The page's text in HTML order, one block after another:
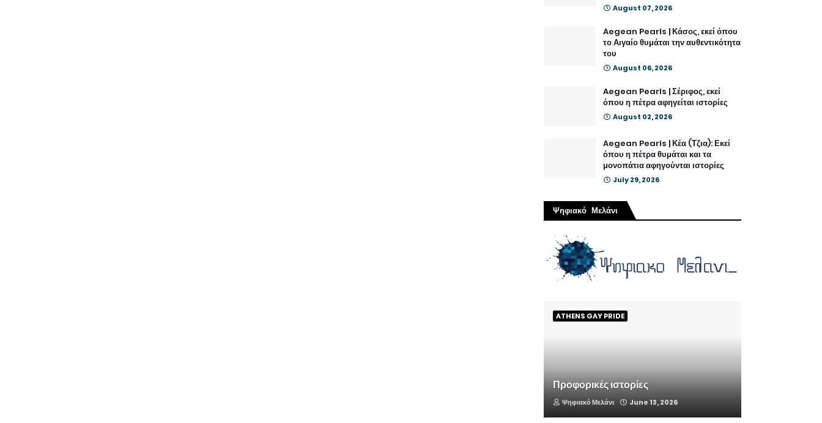
August 07, 2026
Aegean Pearls | Κάσος, εκεί όπου
το Αιγαίο θυμάται την αυθεντικότητα
του
August 06, 2026
Aegean Pearls | Σέριφος, εκεί
όπου η πέτρα αφηγείται ιστορίες
August 02, 2026
Aegean Pearls | Κέα (Τζια): Εκεί
όπου η πέτρα θυμάται και τα
μονοπάτια αφηγούνται ιστορίες
July 29, 2026
Ψηφιακό Μελάνι
ATHENS GAY PRIDE
Προφορικές ιστορίες
Ψηφιακό Μελάνι June 13, 2026